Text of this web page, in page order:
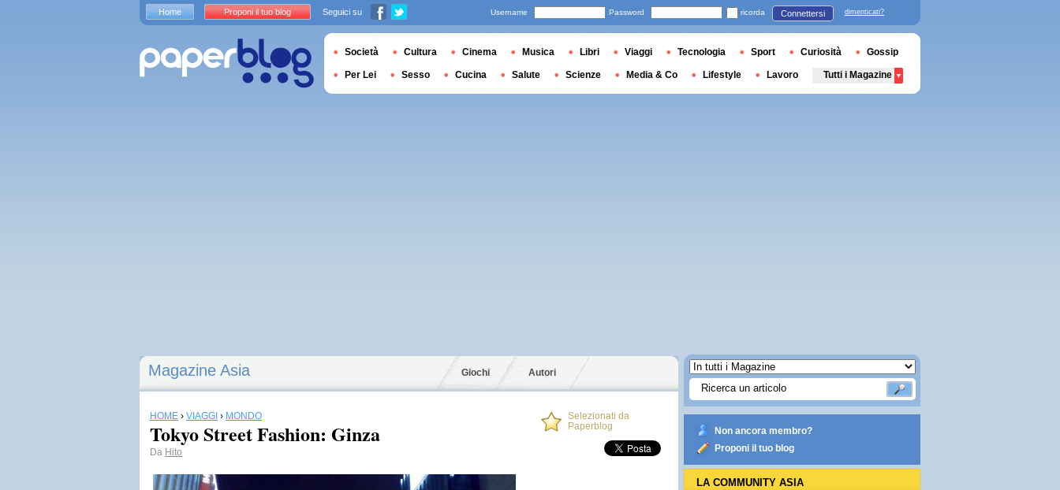
Magazine Asia Giochi Autori
HOME › VIAGGI › MONDO
Tokyo Street Fashion: Ginza
Da Hito
Selezionati da
Paperblog
Non ancora membro?
Proponi il tuo blog
LA COMMUNITY ASIA
Home Proponi il tuo blog Seguici su Username Password ricorda Connettersi dimenticati?
Società Cultura Cinema Musica Libri Viaggi Tecnologia Sport Curiosità Gossip
Per Lei Sesso Cucina Salute Scienze Media & Co Lifestyle Lavoro Tutti i Magazine